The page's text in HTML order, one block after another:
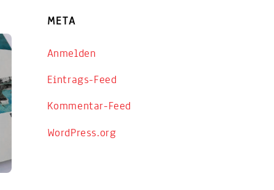
META
Anmelden
Eintrags-Feed
Kommentar-Feed
WordPress.org